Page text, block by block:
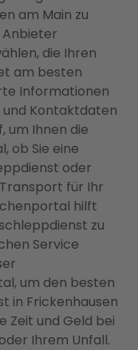
am Main zu
Anbieter
die Ihren
am besten
Informationen
und Kontaktdaten
um Ihnen die
ob Sie eine
oder
für Ihr
hilft
zu
Service
um den besten
in Frickenhausen
Zeit und Geld bei
Ihrem Unfall.